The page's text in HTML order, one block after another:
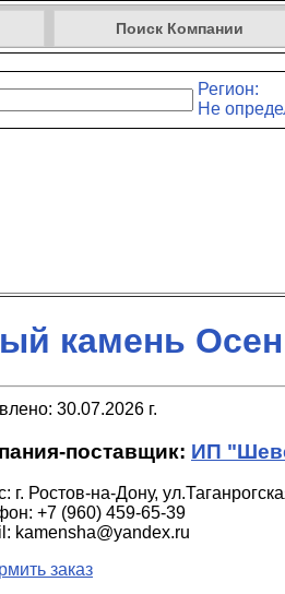
Поиск Компании
Регион:
Не
камень
30.07.2026 г.
поставщик: ИП
г. Ростов-на-Дону,
+7 (960) 459-65-39
kamensha@yandex.ru
заказ